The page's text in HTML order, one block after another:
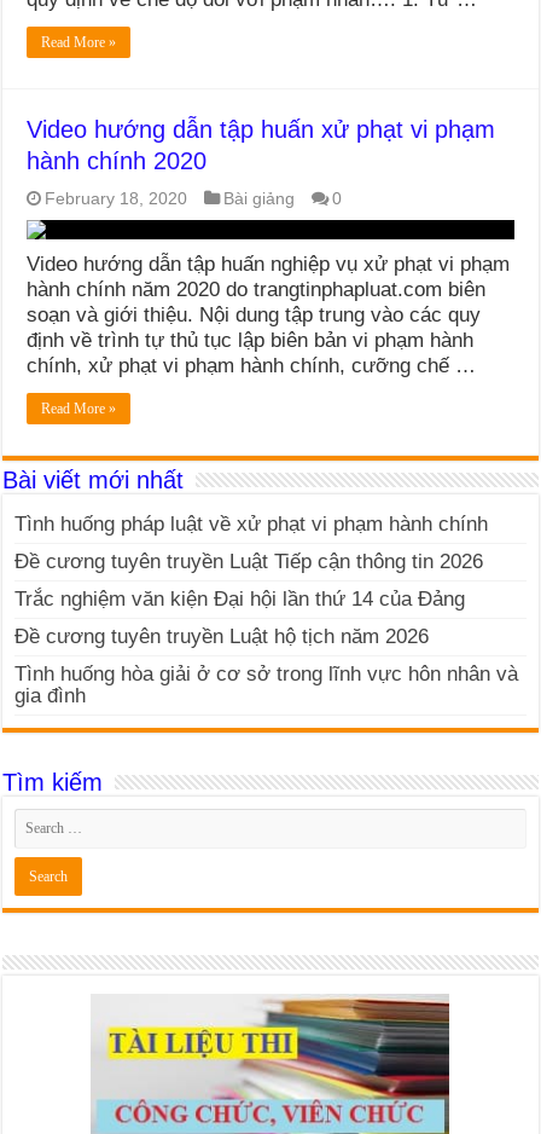
Read More »
Video hướng dẫn tập huấn xử phạt vi phạm
hành chính 2020
February 18, 2020 Bài giảng 0
Video hướng dẫn tập huấn nghiệp vụ xử phạt vi phạm
hành chính năm 2020 do trangtinphapluat.com biên
soạn và giới thiệu. Nội dung tập trung vào các quy
định về trình tự thủ tục lập biên bản vi phạm hành
chính, xử phạt vi phạm hành chính, cưỡng chế …
Read More »
Bài viết mới nhất
Tình huống pháp luật về xử phạt vi phạm hành chính
Đề cương tuyên truyền Luật Tiếp cận thông tin 2026
Trắc nghiệm văn kiện Đại hội lần thứ 14 của Đảng
Đề cương tuyên truyền Luật hộ tịch năm 2026
Tình huống hòa giải ở cơ sở trong lĩnh vực hôn nhân và
gia đình
Tìm kiếm